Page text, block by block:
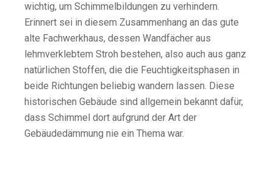
wichtig, um Schimmelbildungen zu verhindern.
Erinnert sei in diesem Zusammenhang an das gute
alte Fachwerkhaus, dessen Wandfächer aus
lehmverklebtem Stroh bestehen, also auch aus ganz
natürlichen Stoffen, die die Feuchtigkeitsphasen in
beide Richtungen beliebig wandern lassen. Diese
historischen Gebäude sind allgemein bekannt dafür,
dass Schimmel dort aufgrund der Art der
Gebäudedämmung nie ein Thema war.